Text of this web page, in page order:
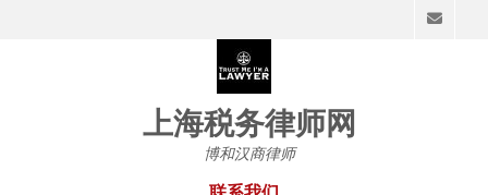
上海税务律师网
博和汉商律师